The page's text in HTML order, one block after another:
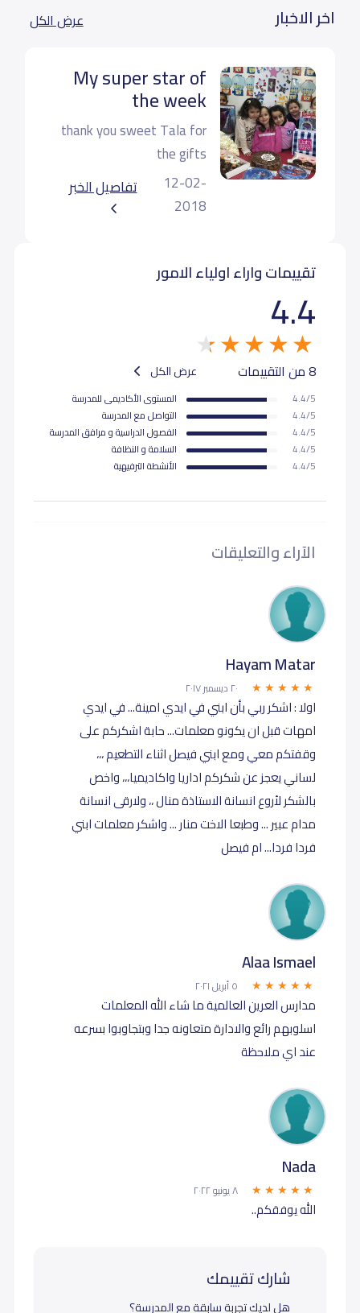
اخر الاخبار عرض الكل
My super star of
the week
thank you sweet Tala for
the gifts
KG 2C
12-02-
2018
تفاصيل الخبر
تقييمات واراء اولياء الامور
4.4
8 من التقييمات عرض الكل
4.4/5
المستوى اﻷكاديمى للمدرسة
4.4/5
التواصل مع المدرسة
4.4/5
الفصول الدراسية و مرافق المدرسة
4.4/5
السلامة و النظافة
4.4/5
اﻷنشطة الترفيهية
الآراء والتعليقات
٢٠ ديسمبر ٢٠١٧
اولا : اشكر ربي بأن ابني في ايدي امينة... في ايدي
امهات قبل ان يكونو معلمات... حابة اشكركم على
وقفتكم معي ومع ابني فيصل اثناء التطعيم ،،،
لساني يعجز عن شكركم اداريا واكاديميا،،، واخص
بالشكر لأروع انسانة الاستاذة منال ،، ولارقى انسانة
مدام عبير ... وطبعا الاخت منار ... واشكر معلمات ابني
فردا فردا... ام فيصل
Alaa Ismael
٥ أبريل ٢٠٢١
مدارس العرين العالمية ما شاء الله المعلمات
اسلوبهم رائع والادارة متعاونه جدا وبتجاوبوا بسرعه
عند اي ملاحظة
Nada
٨ يونيو ٢٠٢٢
الله يوفقكم..
شارك تقييمك
هل لديك تجربة سابقة مع المدرسة؟